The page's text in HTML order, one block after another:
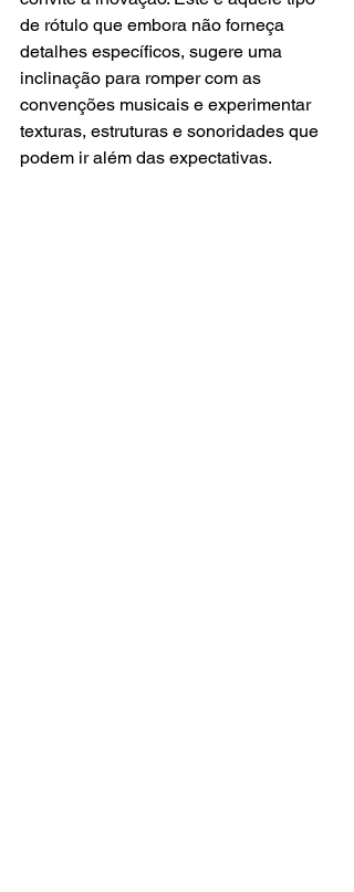
de rótulo que embora não forneça
detalhes específicos, sugere uma
inclinação para romper com as
convenções musicais e experimentar
texturas, estruturas e sonoridades que
podem ir além das expectativas.